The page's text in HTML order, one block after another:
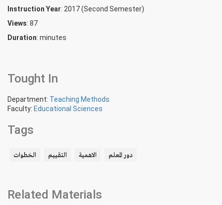
Instruction Year: 2017 (Second Semester)
Views: 87
Duration: minutes
Tought In
Department: Teaching Methods
Faculty: Educational Sciences
Tags
الخطوات التقييم الاهمية دور المعلم
Related Materials